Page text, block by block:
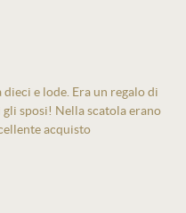
e lode. Era un regalo di
sposi! Nella scatola erano
acquisto